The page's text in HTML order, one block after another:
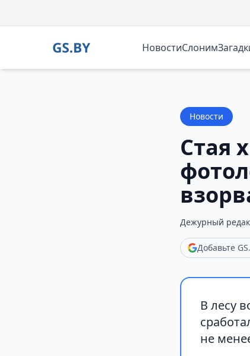
НовостиСлоним
Новости
Стая
Дежурный
Добавьте
В лесу
не